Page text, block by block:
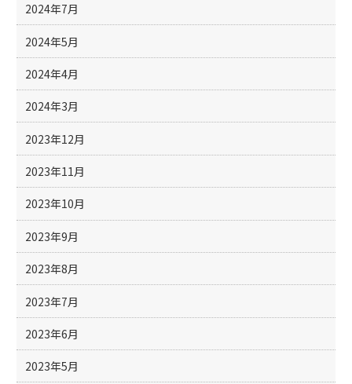
2024年7月
2024年5月
2024年4月
2024年3月
2023年12月
2023年11月
2023年10月
2023年9月
2023年8月
2023年7月
2023年6月
2023年5月